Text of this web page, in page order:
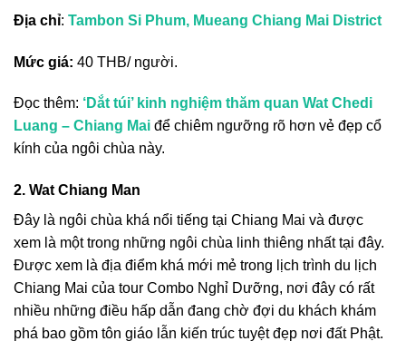
Địa chỉ: Tambon Si Phum, Mueang Chiang Mai District
Mức giá: 40 THB/ người.
Đọc thêm: ‘Dắt túi’ kinh nghiệm thăm quan Wat Chedi
Luang – Chiang Mai để chiêm ngưỡng rõ hơn vẻ đẹp cổ
kính của ngôi chùa này.
2. Wat Chiang Man
Đây là ngôi chùa khá nổi tiếng tại Chiang Mai và được
xem là một trong những ngôi chùa linh thiêng nhất tại đây.
Được xem là địa điểm khá mới mẻ trong lịch trình du lịch
Chiang Mai của tour Combo Nghỉ Dưỡng, nơi đây có rất
nhiều những điều hấp dẫn đang chờ đợi du khách khám
phá bao gồm tôn giáo lẫn kiến trúc tuyệt đẹp nơi đất Phật.